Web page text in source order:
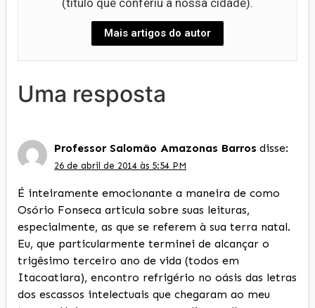
Mais artigos do autor
Uma resposta
Professor Salomão Amazonas Barros disse:
26 de abril de 2014 às 5:54 PM
É inteiramente emocionante a maneira de como
Osório Fonseca articula sobre suas leituras,
especialmente, as que se referem à sua terra natal.
Eu, que particularmente terminei de alcançar o
trigêsimo terceiro ano de vida (todos em
Itacoatiara), encontro refrigério no oásis das letras
dos escassos intelectuais que chegaram ao meu